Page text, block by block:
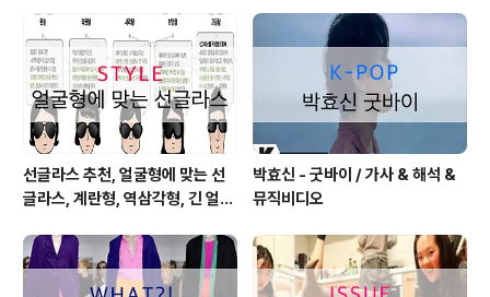
프라이머리, plusNONE 가사 잠깐 우리 얘기 좀 할까 밖
에서 춥지 잠깐이면 돼 할 말이 있어 어쩌면 좀 어색할지 몰
라서 그래, 니 말대로 술 한잔했어 해야 할 말이 있어 나 오
늘은 ..
선글라스 추천, 얼굴형에 맞는 선
글라스, 계란형, 역삼각형, 긴 얼굴
박효신 - 굿바이 / 가사 & 해석 &
뮤직비디오